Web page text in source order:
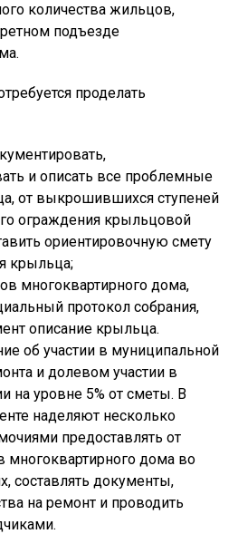
количества жильцов,
подъезде
проделать
и описать все проблемные
от выкрошившихся ступеней
ограждения крыльцовой
ориентировочную смету
крыльца;
многоквартирного дома,
протокол собрания,
описание крыльца.
об участии в муниципальной
и долевом участии в
на уровне 5% от сметы. В
наделяют несколько
предоставлять от
дома во
составлять документы,
на ремонт и проводить